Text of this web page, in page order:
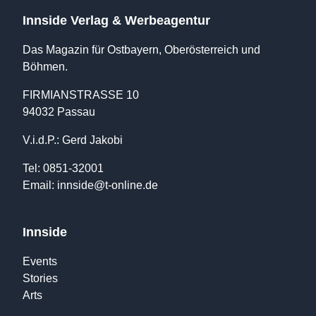
Innside Verlag & Werbeagentur
Das Magazin für Ostbayern, Oberösterreich und
Böhmen.
FIRMIANSTRASSE 10
94032 Passau
V.i.d.P.: Gerd Jakobi
Tel: 0851-32001
Email: innside@t-online.de
Innside
Events
Stories
Arts